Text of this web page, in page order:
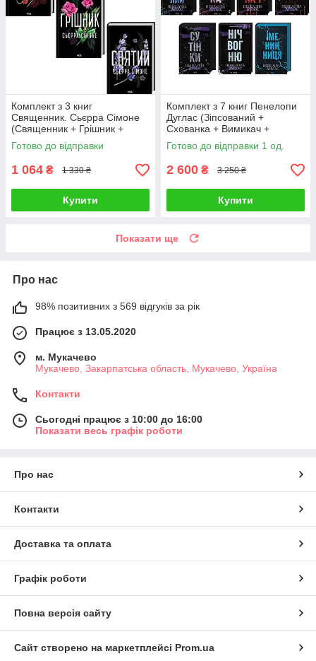
Комплект з 3 книг
Священник. Сьєрра Сімоне
(Священник + Грішник +
Святий)
Готово до відправки
1 064 ₴ 1 330 ₴
Купити
Комплект з 7 книг Пенелопи
Дуглас (Зіпсований +
Схованка + Вимикач +
Конклав + Сутінки +
Іменинниця та ін.)
Готово до відправки 1 од.
2 600 ₴ 3 250 ₴
Купити
Показати ще
Про нас
98% позитивних з 569 відгуків за рік
Працює з 13.05.2020
м. Мукачево
Мукачево, Закарпатська область, Мукачево, Україна
Контакти
Сьогодні працює з 10:00 до 16:00
Показати весь графік роботи
Про нас
Контакти
Доставка та оплата
Графік роботи
Повна версія сайту
Сайт створено на маркетплейсі Prom.ua